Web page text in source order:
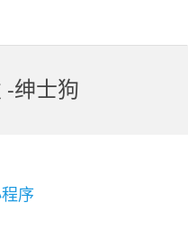
-绅士狗
序